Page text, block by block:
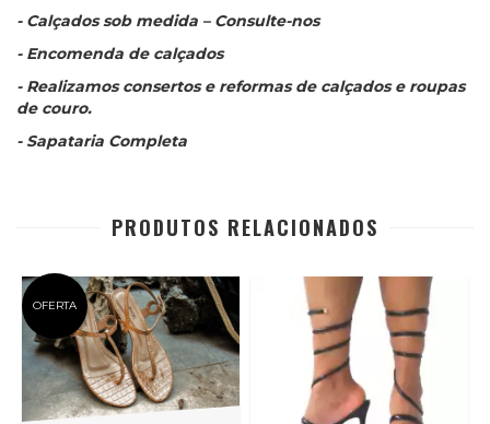
- Calçados sob medida – Consulte-nos
- Encomenda de calçados
- Realizamos consertos e reformas de calçados e roupas
de couro.
- Sapataria Completa
PRODUTOS RELACIONADOS
OFERTA